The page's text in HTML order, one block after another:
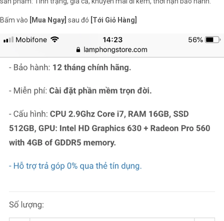
Bấm vào [Mua Ngay] sau đó [Tới Giỏ Hàng]